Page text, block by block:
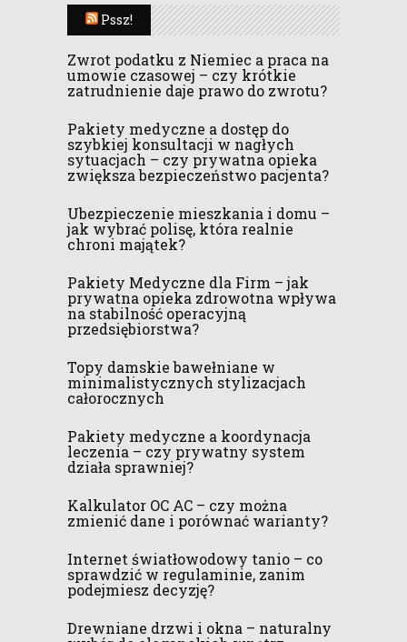
Pssz!
Zwrot podatku z Niemiec a praca na
umowie czasowej – czy krótkie
zatrudnienie daje prawo do zwrotu?
Pakiety medyczne a dostęp do
szybkiej konsultacji w nagłych
sytuacjach – czy prywatna opieka
zwiększa bezpieczeństwo pacjenta?
Ubezpieczenie mieszkania i domu –
jak wybrać polisę, która realnie
chroni majątek?
Pakiety Medyczne dla Firm – jak
prywatna opieka zdrowotna wpływa
na stabilność operacyjną
przedsiębiorstwa?
Topy damskie bawełniane w
minimalistycznych stylizacjach
całorocznych
Pakiety medyczne a koordynacja
leczenia – czy prywatny system
działa sprawniej?
Kalkulator OC AC – czy można
zmienić dane i porównać warianty?
Internet światłowodowy tanio – co
sprawdzić w regulaminie, zanim
podejmiesz decyzję?
Drewniane drzwi i okna – naturalny